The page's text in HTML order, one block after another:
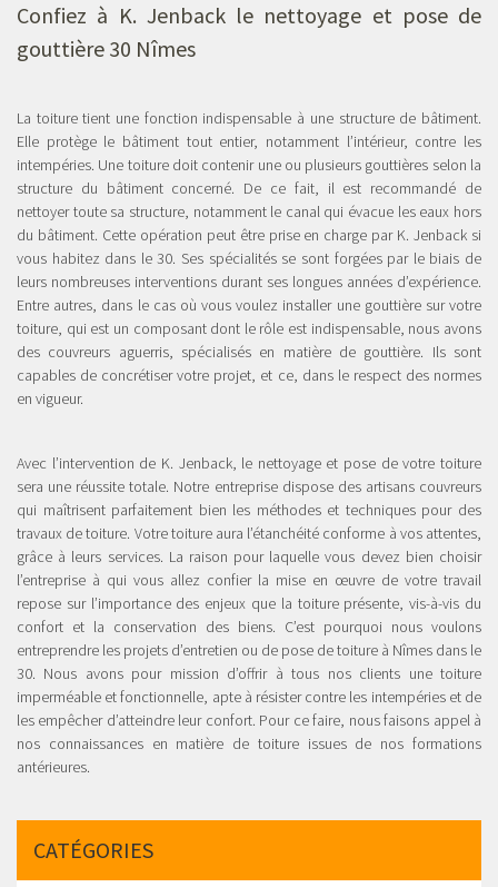
Confiez à K. Jenback le nettoyage et pose de
gouttière 30 Nîmes
La toiture tient une fonction indispensable à une structure de bâtiment.
Elle protège le bâtiment tout entier, notamment l’intérieur, contre les
intempéries. Une toiture doit contenir une ou plusieurs gouttières selon la
structure du bâtiment concerné. De ce fait, il est recommandé de
nettoyer toute sa structure, notamment le canal qui évacue les eaux hors
du bâtiment. Cette opération peut être prise en charge par K. Jenback si
vous habitez dans le 30. Ses spécialités se sont forgées par le biais de
leurs nombreuses interventions durant ses longues années d’expérience.
Entre autres, dans le cas où vous voulez installer une gouttière sur votre
toiture, qui est un composant dont le rôle est indispensable, nous avons
des couvreurs aguerris, spécialisés en matière de gouttière. Ils sont
capables de concrétiser votre projet, et ce, dans le respect des normes
en vigueur.
Avec l’intervention de K. Jenback, le nettoyage et pose de votre toiture
sera une réussite totale. Notre entreprise dispose des artisans couvreurs
qui maîtrisent parfaitement bien les méthodes et techniques pour des
travaux de toiture. Votre toiture aura l’étanchéité conforme à vos attentes,
grâce à leurs services. La raison pour laquelle vous devez bien choisir
l’entreprise à qui vous allez confier la mise en œuvre de votre travail
repose sur l’importance des enjeux que la toiture présente, vis-à-vis du
confort et la conservation des biens. C’est pourquoi nous voulons
entreprendre les projets d’entretien ou de pose de toiture à Nîmes dans le
30. Nous avons pour mission d’offrir à tous nos clients une toiture
imperméable et fonctionnelle, apte à résister contre les intempéries et de
les empêcher d’atteindre leur confort. Pour ce faire, nous faisons appel à
nos connaissances en matière de toiture issues de nos formations
antérieures.
CATÉGORIES